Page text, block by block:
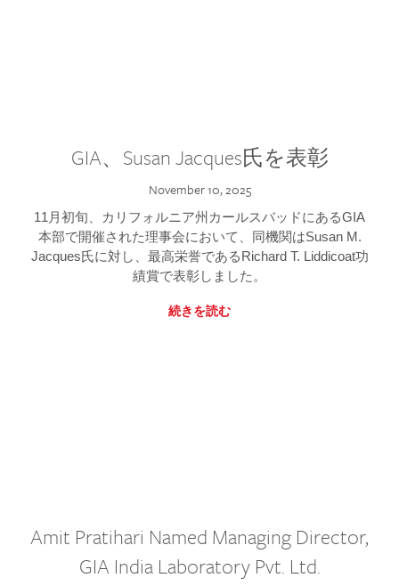
GIA、Susan Jacques氏を表彰
November 10, 2025
11月初旬、カリフォルニア州カールスバッドにあるGIA
本部で開催された理事会において、同機関はSusan M.
Jacques氏に対し、最高栄誉であるRichard T. Liddicoat功
績賞で表彰しました。
続きを読む
Amit Pratihari Named Managing Director,
GIA India Laboratory Pvt. Ltd.